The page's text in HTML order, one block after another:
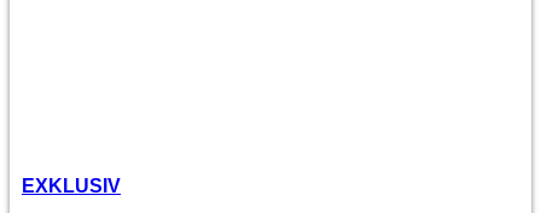
EXKLUSIV